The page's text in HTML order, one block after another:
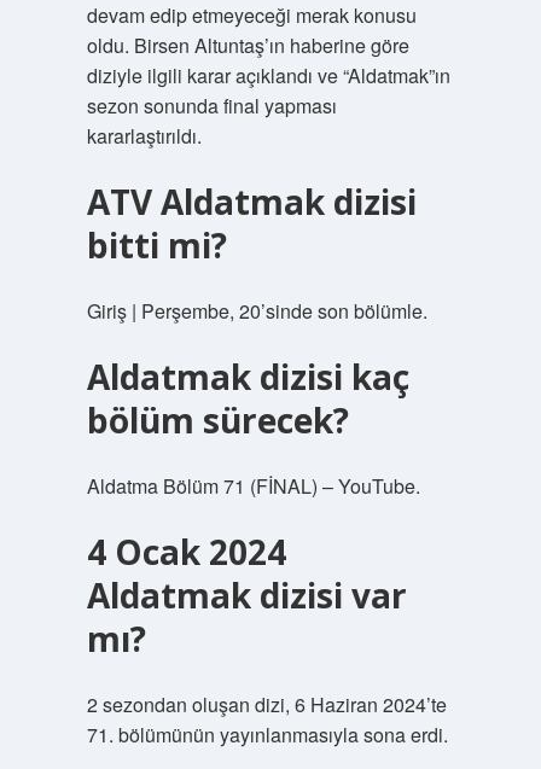
devam edip etmeyeceği merak konusu
oldu. Birsen Altuntaş’ın haberine göre
diziyle ilgili karar açıklandı ve “Aldatmak”ın
sezon sonunda final yapması
kararlaştırıldı.
ATV Aldatmak dizisi
bitti mi?
Giriş | Perşembe, 20’sinde son bölümle.
Aldatmak dizisi kaç
bölüm sürecek?
Aldatma Bölüm 71 (FİNAL) – YouTube.
4 Ocak 2024
Aldatmak dizisi var
mı?
2 sezondan oluşan dizi, 6 Haziran 2024’te
71. bölümünün yayınlanmasıyla sona erdi.